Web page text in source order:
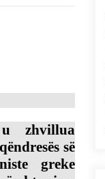
zhvillua
së
greke